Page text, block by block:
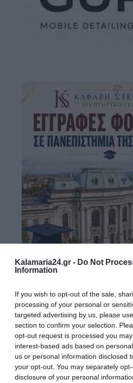
Kalamaria24.gr - Do Not
Information
If you wish to opt-out of the sale,
processing of your personal or
targeted advertising by us, please
section to confirm your selection.
opt-out request is processed you
interest-based ads based on
us or personal information disclosed
your opt-out. You may separately
disclosure of your personal